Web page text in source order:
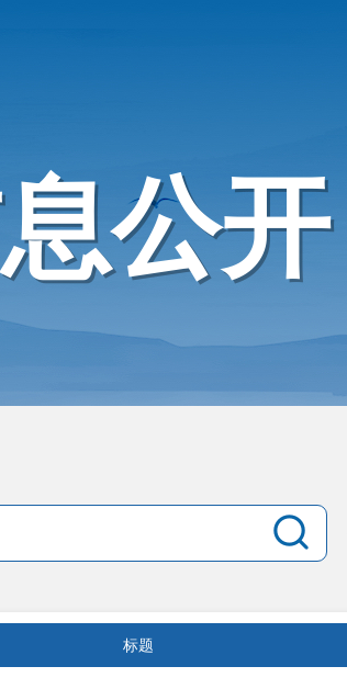
公开
标题